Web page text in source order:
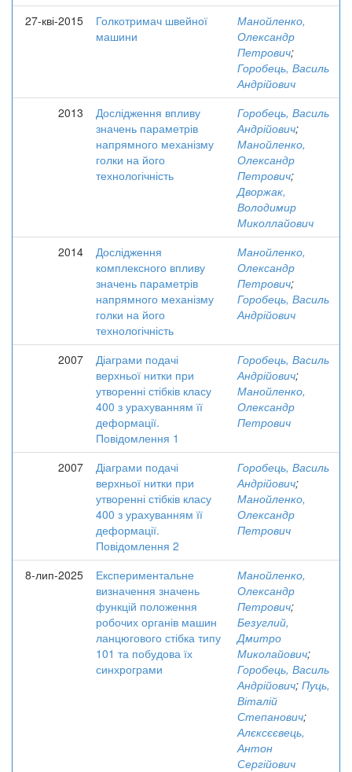
27-кві-2015
Голкотримач швейної
машини
Манойленко,
Олександр
Петрович;
Горобець, Василь
Андрійович
2013
Дослідження впливу
значень параметрів
напрямного механізму
голки на його
технологічність
Горобець, Василь
Андрійович;
Манойленко,
Олександр
Петрович;
Дворжак,
Володимир
Миколлайович
2014
Дослідження
комплексного впливу
значень параметрів
напрямного механізму
голки на його
технологічність
Манойленко,
Олександр
Петрович;
Горобець, Василь
Андрійович
2007
Діаграми подачі
верхньої нитки при
утворенні стібків класу
400 з урахуванням її
деформації.
Повідомлення 1
Горобець, Василь
Андрійович;
Манойленко,
Олександр
Петрович
2007
Діаграми подачі
верхньої нитки при
утворенні стібків класу
400 з урахуванням її
деформації.
Повідомлення 2
Горобець, Василь
Андрійович;
Манойленко,
Олександр
Петрович
8-лип-2025
Експериментальне
визначення значень
функцій положення
робочих органів машин
ланцюгового стібка типу
101 та побудова їх
синхрограми
Манойленко,
Олександр
Петрович;
Безуглий,
Дмитро
Миколайович;
Горобець, Василь
Андрійович; Пуць,
Віталій
Степанович;
Алєксєєвець,
Антон
Сергійович